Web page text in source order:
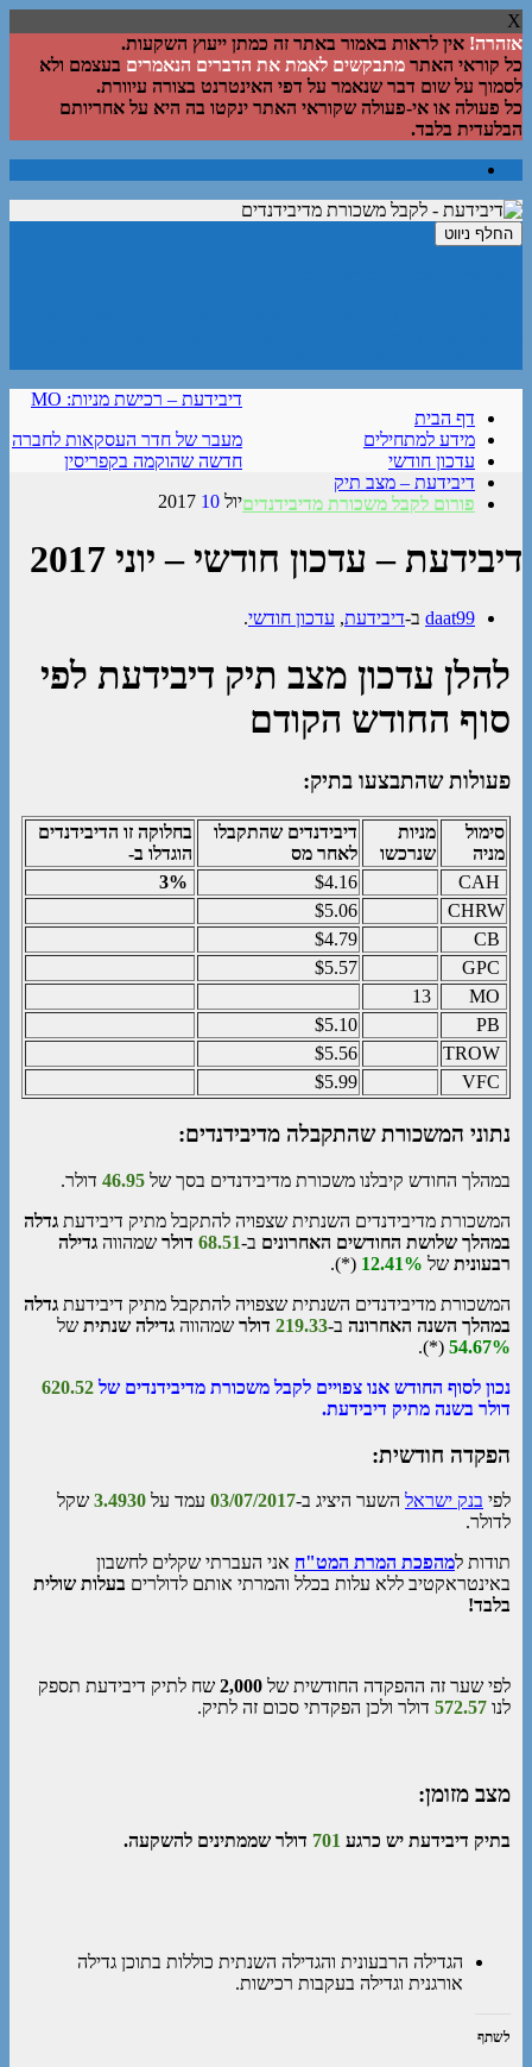
X
אזהרה! אין לראות באמור באתר זה כמתן ייעוץ השקעות.
כל קוראי האתר מתבקשים לאמת את הדברים הנאמרים בעצמם ולא
לסמוך על שום דבר שנאמר על דפי האינטרנט בצורה עיוורת.
כל פעולה או אי-פעולה שקוראי האתר ינקטו בה היא על אחריותם
הבלעדית בלבד.
החלף ניווט
דף הבית
מידע למתחילים
עדכון חודשי
דיבידעת – מצב תיק
פורום לקבל משכורת מדיבידנדים
דיבידעת – רכישת מניות: MO
מעבר של חדר העסקאות לחברה
חדשה שהוקמה בקפריסין
יול 10
2017
דיבידעת – עדכון חודשי – יוני 2017
daat99 ב-דיבידעת, עדכון חודשי.
להלן עדכון מצב תיק דיבידעת לפי
סוף החודש הקודם
פעולות שהתבצעו בתיק:
סימול
מניה
מניות
שנרכשו
דיבידנדים שהתקבלו
לאחר מס
בחלוקה זו הדיבידנדים
הוגדלו ב-
$4.16
3%
CHRW
$5.06
$4.79
$5.57
$5.10
$5.56
$5.99
נתוני המשכורת שהתקבלה מדיבידנדים:
במהלך החודש קיבלנו משכורת מדיבידנדים בסך של 46.95 דולר.
המשכורת מדיבידנדים השנתית שצפויה להתקבל מתיק דיבידעת גדלה
במהלך שלושת החודשים האחרונים ב-68.51 דולר שמהווה גדילה
רבעונית של 12.41%
(*).
המשכורת מדיבידנדים השנתית שצפויה להתקבל מתיק דיבידעת גדלה
במהלך השנה האחרונה ב-219.33 דולר שמהווה גדילה שנתית של
54.67%
(*).
נכון לסוף החודש אנו צפויים לקבל משכורת מדיבידנדים של 620.52
דולר בשנה מתיק דיבידעת.
הפקדה חודשית:
לפי בנק ישראל השער היציג ב-03/07/2017 עמד על 3.4930 שקל
לדולר.
תודות למהפכת המרת המט"ח אני העברתי שקלים לחשבון
באינטראקטיב ללא עלות בכלל והמרתי אותם לדולרים בעלות שולית
בלבד!
לפי שער זה ההפקדה החודשית של 2,000 שח לתיק דיבידעת תספק
לנו 572.57 דולר ולכן הפקדתי סכום זה לתיק.
מצב מזומן:
בתיק דיבידעת יש כרגע 701 דולר שממתינים להשקעה.
הגדילה הרבעונית והגדילה השנתית כוללות בתוכן גדילה
אורגנית וגדילה בעקבות רכישות.
לשתף